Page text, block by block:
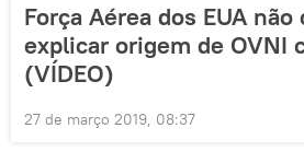
Força Aérea dos EUA não
explicar origem de OVNI
(VÍDEO)
27 de março 2019, 08:37